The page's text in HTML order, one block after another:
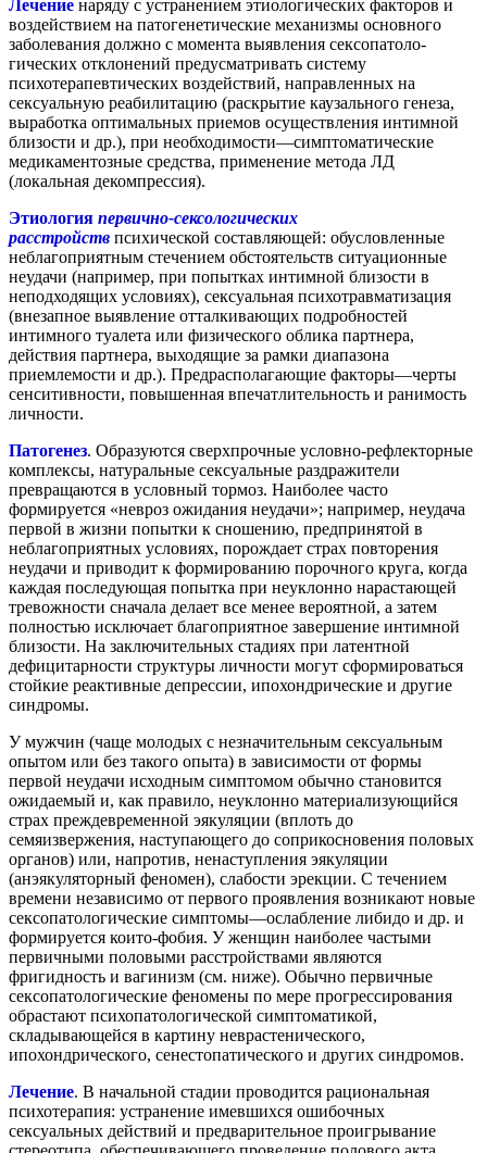
Лечение наряду с устранением этиологических факторов и
воздействием на патогенетические механизмы основного
заболевания должно с момента выявления сексопатоло-
гических отклонений предусматривать систему
психотерапевтических воздействий, направленных на
сексуальную реабилитацию (раскрытие каузального генеза,
выработка оптимальных приемов осуществления интимной
близости и др.), при необходимости—симптоматические
медикаментозные средства, применение метода ЛД
(локальная декомпрессия).
Этиология первично-сексологических
расстройств психической составляющей: обусловленные
неблагоприятным стечением обстоятельств ситуационные
неудачи (например, при попытках интимной близости в
неподходящих условиях), сексуальная психотравматизация
(внезапное выявление отталкивающих подробностей
интимного туалета или физического облика партнера,
действия партнера, выходящие за рамки диапазона
приемлемости и др.). Предрасполагающие факторы—черты
сенситивности, повышенная впечатлительность и ранимость
личности.
Патогенез. Образуются сверхпрочные условно-рефлекторные
комплексы, натуральные сексуальные раздражители
превращаются в условный тормоз. Наиболее часто
формируется «невроз ожидания неудачи»; например, неудача
первой в жизни попытки к сношению, предпринятой в
неблагоприятных условиях, порождает страх повторения
неудачи и приводит к формированию порочного круга, когда
каждая последующая попытка при неуклонно нарастающей
тревожности сначала делает все менее вероятной, а затем
полностью исключает благоприятное завершение интимной
близости. На заключительных стадиях при латентной
дефицитарности структуры личности могут сформироваться
стойкие реактивные депрессии, ипохондрические и другие
синдромы.
У мужчин (чаще молодых с незначительным сексуальным
опытом или без такого опыта) в зависимости от формы
первой неудачи исходным симптомом обычно становится
ожидаемый и, как правило, неуклонно материализующийся
страх преждевременной эякуляции (вплоть до
семяизвержения, наступающего до соприкосновения половых
органов) или, напротив, ненаступления эякуляции
(анэякуляторный феномен), слабости эрекции. С течением
времени независимо от первого проявления возникают новые
сексопатологические симптомы—ослабление либидо и др. и
формируется които-фобия. У женщин наиболее частыми
первичными половыми расстройствами являются
фригидность и вагинизм (см. ниже). Обычно первичные
сексопатологические феномены по мере прогрессирования
обрастают психопатологической симптоматикой,
складывающейся в картину неврастенического,
ипохондрического, сенестопатического и других синдромов.
Лечение. В начальной стадии проводится рациональная
психотерапия: устранение имевшихся ошибочных
сексуальных действий и предварительное проигрывание